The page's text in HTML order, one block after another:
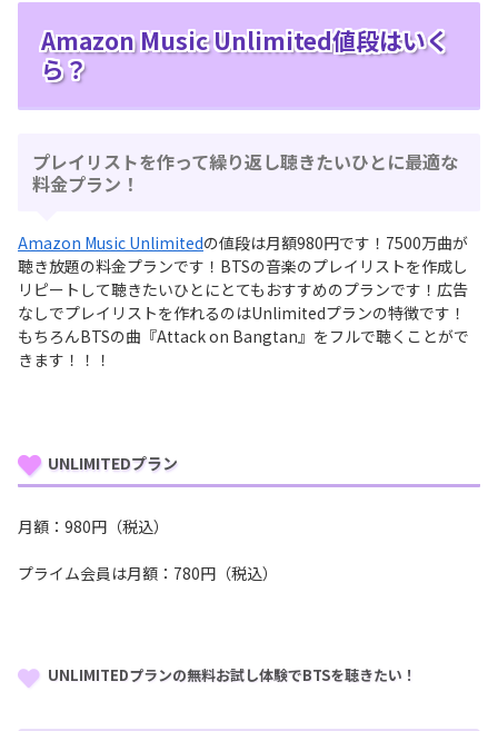
Amazon Music Unlimited値段はいく
ら？
プレイリストを作って繰り返し聴きたいひとに最適な
料金プラン！
Amazon Music Unlimitedの値段は月額980円です！7500万曲が
聴き放題の料金プランです！BTSの音楽のプレイリストを作成し
リピートして聴きたいひとにとてもおすすめのプランです！広告
なしでプレイリストを作れるのはUnlimitedプランの特徴です！
もちろんBTSの曲『Attack on Bangtan』をフルで聴くことがで
きます！！！
UNLIMITEDプラン
月額：980円（税込）
プライム会員は月額：780円（税込）
UNLIMITEDプランの無料お試し体験でBTSを聴きたい！